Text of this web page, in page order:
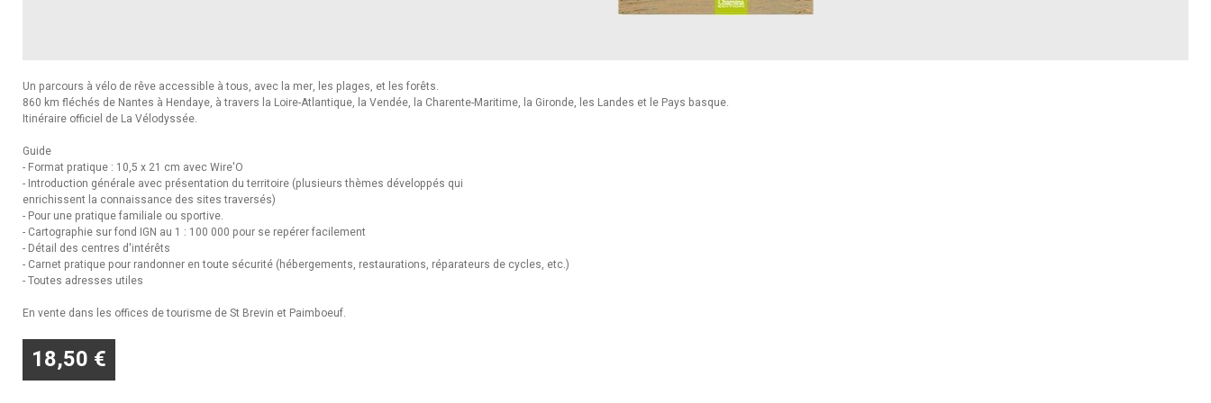
Un parcours à vélo de rêve accessible à tous, avec la mer, les plages, et les forêts.
860 km fléchés de Nantes à Hendaye, à travers la Loire-Atlantique, la Vendée, la Charente-Maritime, la Gironde, les Landes et le Pays basque.
Itinéraire officiel de La Vélodyssée.
Guide
- Format pratique : 10,5 x 21 cm avec Wire'O
- Introduction générale avec présentation du territoire (plusieurs thèmes développés qui
enrichissent la connaissance des sites traversés)
- Pour une pratique familiale ou sportive.
- Cartographie sur fond IGN au 1 : 100 000 pour se repérer facilement
- Détail des centres d'intérêts
- Carnet pratique pour randonner en toute sécurité (hébergements, restaurations, réparateurs de cycles, etc.)
- Toutes adresses utiles
En vente dans les offices de tourisme de St Brevin et Paimboeuf.
18,50 €